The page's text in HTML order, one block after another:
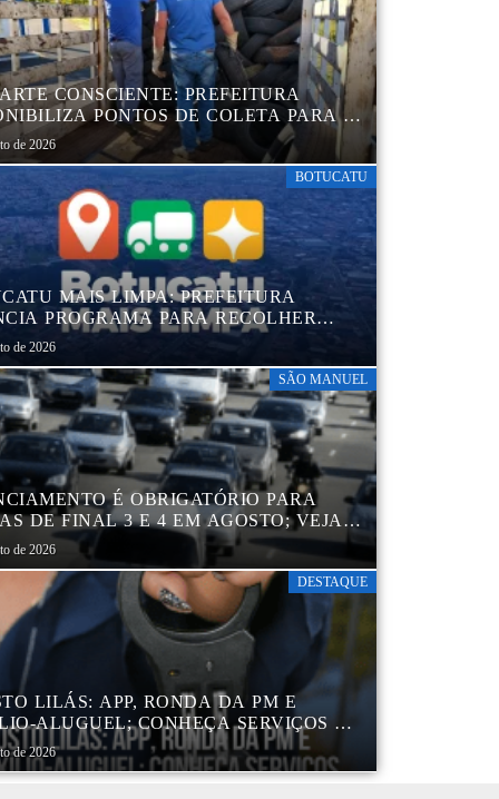
CONSCIENTE: PREFEITURA
PONTOS DE COLETA PARA O
AMBIENTALMENTE CORRETO DE
GARANTINDO DESTINAÇÃO
E PRESERVAÇÃO AMBIENTAL
de 2026
BOTUCATU
MAIS LIMPA: PREFEITURA
PROGRAMA PARA RECOLHER
PNEUS, COLCHÕES E OUTROS
de 2026
SÃO MANUEL
É OBRIGATÓRIO PARA
DE FINAL 3 E 4 EM AGOSTO; VEJA
de 2026
DESTAQUE
LILÁS: APP, RONDA DA PM E
ALUGUEL; CONHEÇA SERVIÇOS DA
DE PROTEÇÃO ÀS MULHERES NO
DE SP
de 2026